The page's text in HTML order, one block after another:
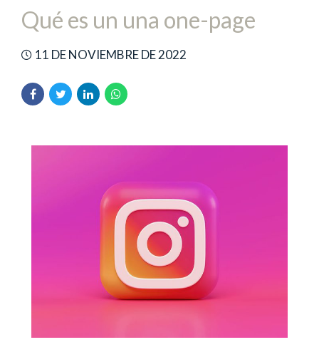
Qué es un una one-page
11 DE NOVIEMBRE DE 2022